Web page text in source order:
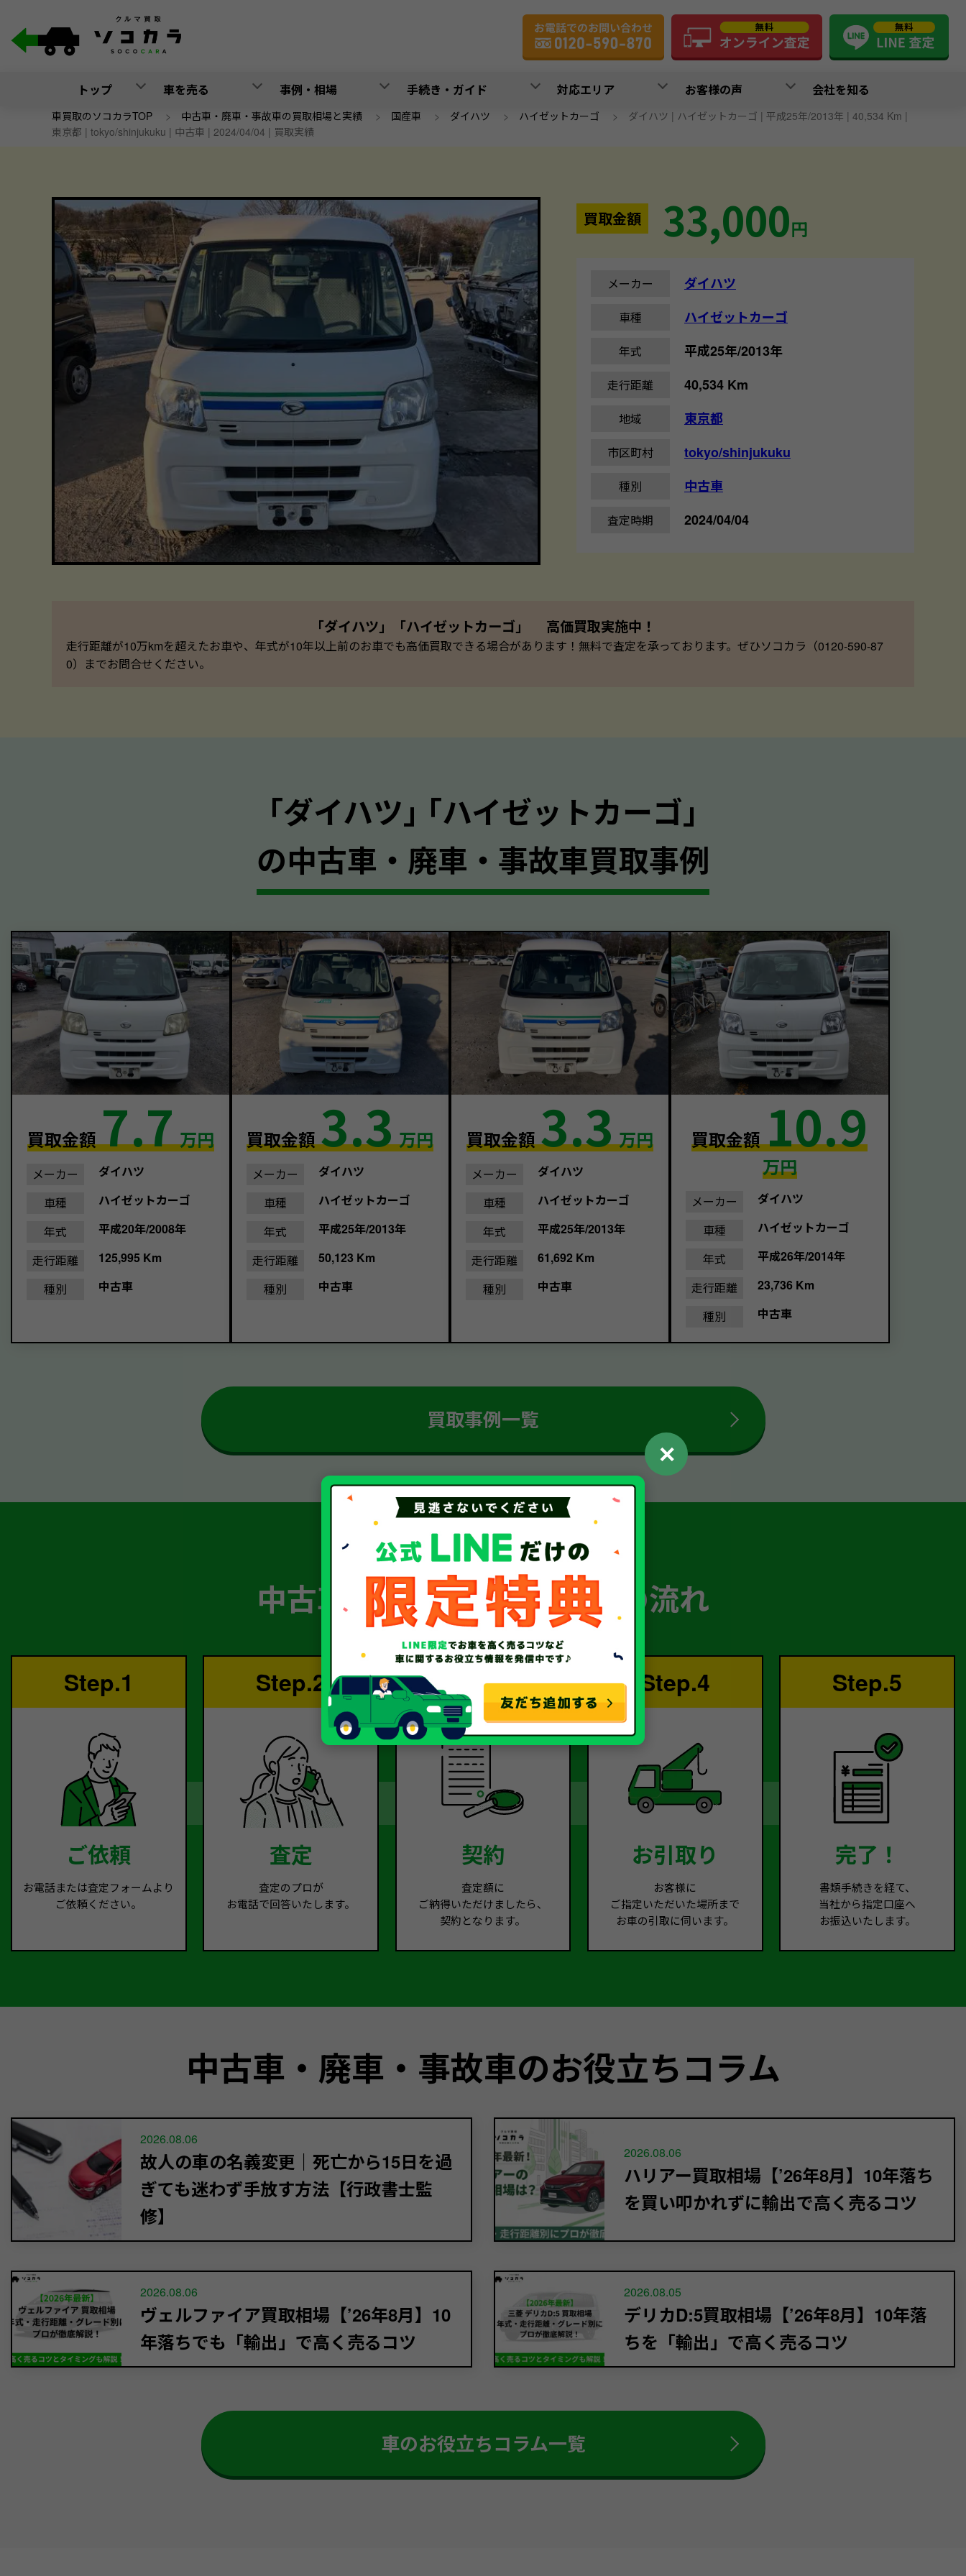
トップ 車を売る 事例・相場 手続き・ガイド 対応エリア お客様の声 会社を知る
車買取のソコカラTOP > 中古車・廃車・事故車の買取相場と実績 > 国産車 > ダイハツ > ハイゼットカーゴ > ダイハツ | ハイゼットカーゴ | 平成25年/2013年 | 40,534 Km |
東京都 | tokyo/shinjukuku | 中古車 | 2024/04/04 | 買取実績
買取金額 33,000円
メーカー ダイハツ
車種 ハイゼットカーゴ
年式 平成25年/2013年
走行距離 40,534 Km
地域 東京都
市区町村 tokyo/shinjukuku
種別 中古車
査定時期 2024/04/04
「ダイハツ」「ハイゼットカーゴ」 高価買取実施中！
走行距離が10万kmを超えたお車や、年式が10年以上前のお車でも高価買取できる場合があります！無料で査定を承っております。ぜひソコカラ（0120-590-87
0）までお問合せください。
｢ダイハツ｣ ｢ハイゼットカーゴ｣
の中古車・廃車・事故車買取事例
買取金額7.7 万円
メーカー
ダイハツ
車種
ハイゼットカーゴ
年式
平成20年/2008年
走行距離
125,995 Km
種別
中古車
買取金額3.3 万円
メーカー
ダイハツ
車種
ハイゼットカーゴ
年式
平成25年/2013年
走行距離
50,123 Km
種別
中古車
買取金額3.3 万円
メーカー
ダイハツ
車種
ハイゼットカーゴ
年式
平成25年/2013年
走行距離
61,692 Km
種別
中古車
買取金額10.9
万円
メーカー
ダイハツ
車種
ハイゼットカーゴ
年式
平成26年/2014年
走行距離
23,736 Km
種別
中古車
買取事例一覧
簡単 5ステップ！
中古車・廃車・事故車買取の流れ
Step.1
ご依頼
お電話または査定フォームより
ご依頼ください。
Step.2
査定
査定のプロが
お電話で回答いたします。
Step.3
契約
査定額に
ご納得いただけましたら、
契約となります。
Step.4
お引取り
お客様に
ご指定いただいた場所まで
お車の引取に伺います。
Step.5
完了！
書類手続きを経て、
当社から指定口座へ
お振込いたします。
中古車・廃車・事故車のお役立ちコラム
2026.08.06
故人の車の名義変更｜死亡から15日を過
ぎても迷わず手放す方法【行政書士監
修】
2026.08.06
ハリアー買取相場【’26年8月】10年落ち
を買い叩かれずに輸出で高く売るコツ
2026.08.06
ヴェルファイア買取相場【’26年8月】10
年落ちでも「輸出」で高く売るコツ
2026.08.05
デリカD:5買取相場【’26年8月】10年落
ちを「輸出」で高く売るコツ
車のお役立ちコラム一覧
✕